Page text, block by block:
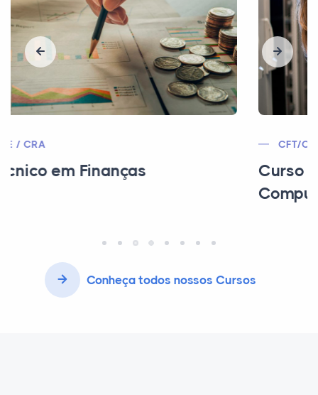
CFT/CEE/MEC
Curso Técnico em Redes de
Conheça todos nossos Cursos